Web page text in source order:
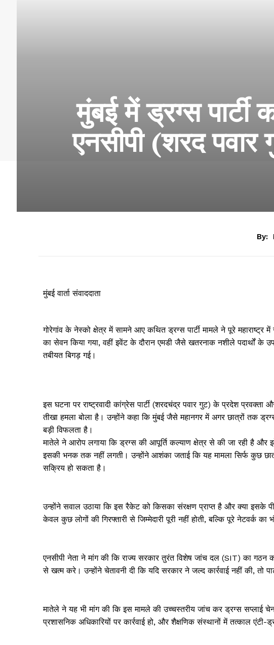
मुंबई में ड्रग्स
एनसीपी (शरद
By:
मुंबई वार्ता संवाददाता
गोरेगांव के नेस्को क्षेत्र में सामने आए कथित ड्रग्स पार्टी मामले ने पूरे महाराष्ट्र
का सेवन किया गया, वहीं इवेंट के दौरान एमडी जैसे खतरनाक नशीले पदार्थों
तबीयत बिगड़ गई।
इस घटना पर राष्ट्रवादी कांग्रेस पार्टी (शरदचंद्र पवार गुट) के प्रदेश
तीखा हमला बोला है। उन्होंने कहा कि मुंबई जैसे महानगर में अगर छात्रों तक
बड़ी विफलता है।
मातेले ने आरोप लगाया कि ड्रग्स की आपूर्ति कल्याण क्षेत्र से की जा रही है
इसकी भनक तक नहीं लगती। उन्होंने आशंका जताई कि यह मामला सिर्फ कुछ
सक्रिय हो सकता है।
उन्होंने सवाल उठाया कि इस रैकेट को किसका संरक्षण प्राप्त है और क्या इसके
केवल कुछ लोगों की गिरफ्तारी से जिम्मेदारी पूरी नहीं होती, बल्कि पूरे नेटवर्क का
एनसीपी नेता ने मांग की कि राज्य सरकार तुरंत विशेष जांच दल (SIT) का
से खत्म करे। उन्होंने चेतावनी दी कि यदि सरकार ने जल्द कार्रवाई नहीं की, तो
मातेले ने यह भी मांग की कि इस मामले की उच्चस्तरीय जांच कर ड्रग्स सप्लाई चेन
प्रशासनिक अधिकारियों पर कार्रवाई हो, और शैक्षणिक संस्थानों में तत्काल एंटी-